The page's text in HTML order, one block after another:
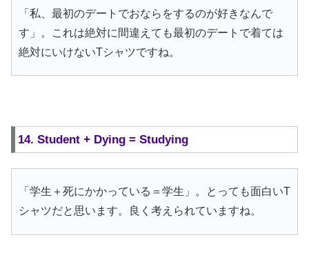
「私、最初のデートでおならをするのが好きなんで
す」。これは絶対に間違えても最初のデートで着ては
絶対にいけないTシャツですね。
14. Student + Dying = Studying
「学生＋死にかかっている＝学生」。とっても面白いT
シャツだと思います。良く考えられていますね。